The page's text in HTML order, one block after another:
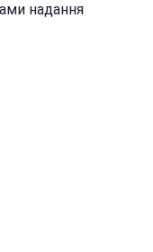
надання